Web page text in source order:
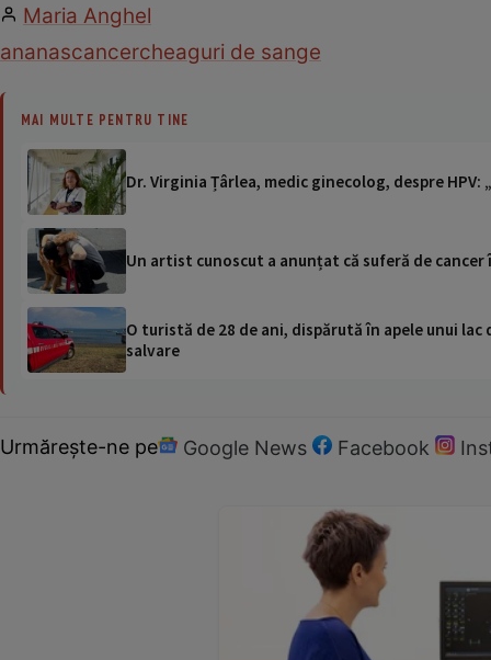
Maria Anghel
ananascancercheaguri de sange
MAI MULTE PENTRU TINE
Dr. Virginia Țârlea, medic ginecolog, despre
Un artist cunoscut a anunțat că suferă de
O turistă de 28 de ani, dispărută în apele unui
salvare
Urmărește-ne pe Google News Facebook